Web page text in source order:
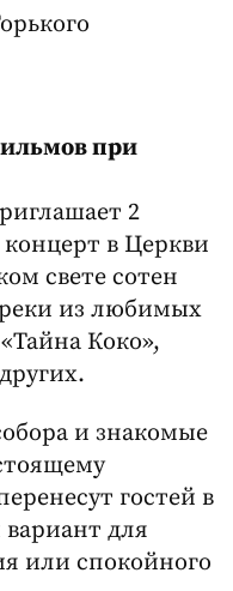
при
2
в Церкви
свете сотен
из любимых
Коко»,
и знакомые
гостей в
для
или спокойного